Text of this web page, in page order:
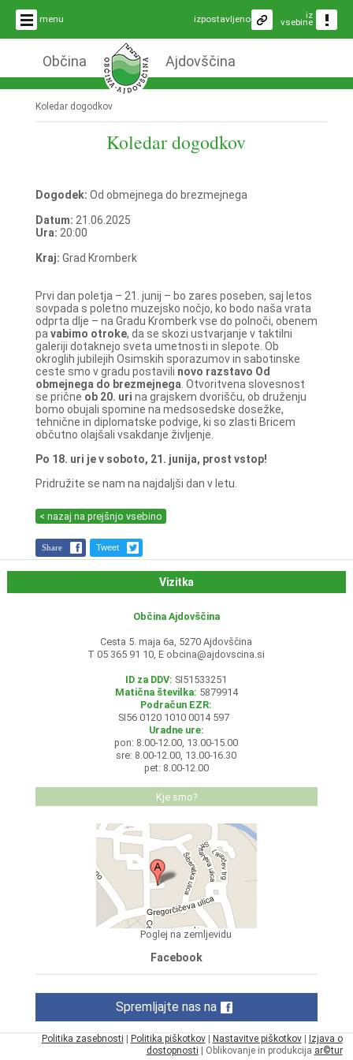
menu iz
vsebine
izpostavljeno
Občina Ajdovščina
Koledar dogodkov
Koledar dogodkov
Dogodek: Od obmejnega do brezmejnega
Datum: 21.06.2025
Ura: 20:00
Kraj: Grad Kromberk
Prvi dan poletja – 21. junij – bo zares poseben, saj letos
sovpada s poletno muzejsko nočjo, ko bodo naša vrata
odprta dlje – na Gradu Kromberk vse do polnoči, obenem
pa vabimo otroke, da se skozi ustvarjanje v taktilni
galeriji dotaknejo sveta umetnosti in slepote. Ob
okroglih jubilejih Osimskih sporazumov in sabotinske
ceste smo v gradu postavili novo razstavo Od
obmejnega do brezmejnega . Otvoritvena slovesnost
se prične ob 20. uri na grajskem dvorišču, ob druženju
bomo obujali spomine na medsosedske dosežke,
tehnične in diplomatske podvige, ki so zlasti Bricem
občutno olajšali vsakdanje življenje.
Po 18. uri je v soboto, 21. junija, prost vstop!
Pridružite se nam na najdaljši dan v letu.
< nazaj na prejšnjo vsebino
Share Tweet
Vizitka
Občina Ajdovščina
Cesta 5. maja 6a, 5270 Ajdovščina
T 05 365 91 10, E obcina@ajdovscina.si
ID za DDV: SI51533251
Matična številka: 5879914
Podračun EZR:
SI56 0120 1010 0014 597
Uradne ure:
pon: 8.00-12.00, 13.00-15.00
sre: 8.00-12.00, 13.00-16.30
pet: 8.00-12.00
Kje smo?
Poglej na zemljevidu
Facebook
Spremljajte nas na
Politika zasebnosti | Politika piškotkov| Nastavitve piškotkov| Izjava o
dostopnosti | Oblikovanje in produkcija ar©tur